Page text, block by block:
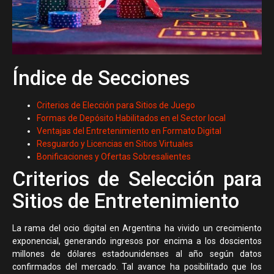
Índice de Secciones
Criterios de Elección para Sitios de Juego
Formas de Depósito Habilitados en el Sector local
Ventajas del Entretenimiento en Formato Digital
Resguardo y Licencias en Sitios Virtuales
Bonificaciones y Ofertas Sobresalientes
Criterios de Selección para
Sitios de Entretenimiento
La rama del ocio digital en Argentina ha vivido un crecimiento
exponencial, generando ingresos por encima a los doscientos
millones de dólares estadounidenses al año según datos
confirmados del mercado. Tal avance ha posibilitado que los